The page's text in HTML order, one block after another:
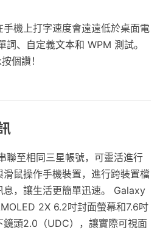
機上打字速度會遠遠低於桌面電
、自定義文本和 WPM 測試。
個讚！
聯至相同三星帳號，可靈活進行
鼠操作手機裝置，進行跨裝置檔
，讓生活更簡單迅速。 Galaxy
2X 6.2吋封面螢幕和7.6吋
鏡頭2.0（UDC），讓實際可視面